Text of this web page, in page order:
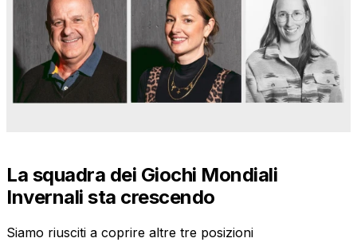
La squadra dei Giochi Mondiali
Invernali sta crescendo
Siamo riusciti a coprire altre tre posizioni